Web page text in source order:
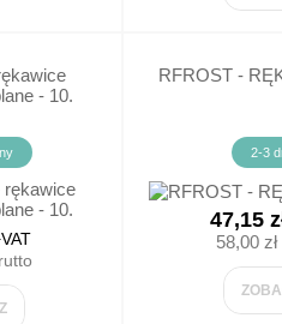
OCHRONA GŁOWY
KASKI/HEŁMY
- 10.
RFROST -
2-3
47,15
58,00 zł